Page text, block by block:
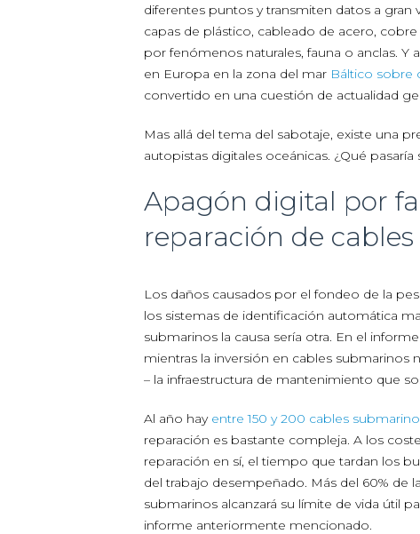
diferentes puntos y transmiten datos a gran
capas de plástico, cableado de acero,
por fenómenos naturales, fauna o anclas. Y
en Europa en la zona del mar Báltico sobre
convertido en una cuestión de actualidad
Mas allá del tema del sabotaje, existe una
autopistas digitales oceánicas. ¿Qué
Apagón digital por
reparación de
Los daños causados por el fondeo de la
los sistemas de identificación automática
submarinos la causa sería otra. En el
mientras la inversión en cables submarinos
– la infraestructura de mantenimiento que
Al año hay entre 150 y 200 cables
reparación es bastante compleja. A los
reparación en sí, el tiempo que tardan los
del trabajo desempeñado. Más del 60% de
submarinos alcanzará su límite de vida útil
informe anteriormente mencionado.